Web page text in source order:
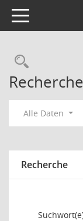
Toggle navigation
Alle Daten
Recherche